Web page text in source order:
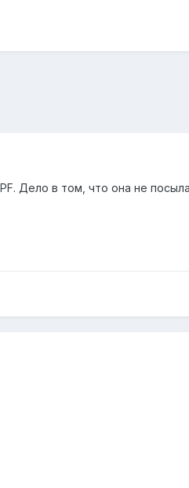
Дело в том, что она не